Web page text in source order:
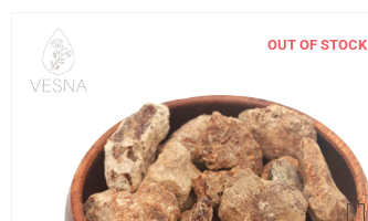
OUT OF STOCK